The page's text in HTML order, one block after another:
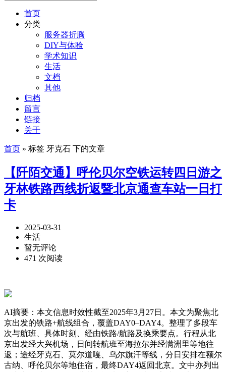
首页
分类
服务器折腾
DIY与体验
学术知识
生活
文档
其他
归档
留言
链接
关于
首页 » 标签 牙克石 下的文章
【阡陌交通】呼伦贝尔空铁运转四日游之
牙林铁路西线折返暨北京通查车站一日打
卡
2025-03-31
生活
暂无评论
471 次阅读
AI摘要：本文信息时效性截至2025年3月27日。本文为聚焦北
京出发的铁路+航线组合，覆盖DAY0–DAY4。整理了多段车
次与航班、具体时刻、经由铁路/航路及换乘要点。行程从北
京出发经大兴机场，日间转航班至海拉尔并经满洲里等地往
返；途经牙克石、莫尔道嘎、乌尔旗汗等线，分日安排在额尔
古纳、呼伦贝尔等地住宿，最终DAY4返回北京。文中亦列出